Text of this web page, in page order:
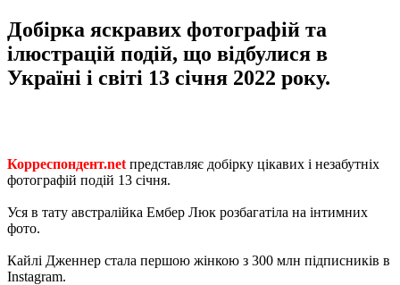
Добірка яскравих фотографій та
ілюстрацій подій, що відбулися в
Україні і світі 13 січня 2022 року.
Корреспондент.net представляє добірку цікавих і незабутніх
фотографій подій 13 січня.
Уся в тату австралійка Ембер Люк розбагатіла на інтимних
фото.
Кайлі Дженнер стала першою жінкою з 300 млн підписників в
Instagram.